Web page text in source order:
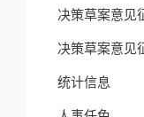
决策草案意见
决策草案意见
统计信息